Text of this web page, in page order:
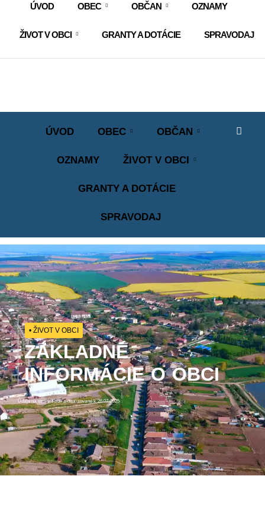
ÚVOD OBEC OBČAN OZNAMY
ŽIVOT V OBCI GRANTY A DOTÁCIE SPRAVODAJ
ÚVOD OBEC OBČAN
OZNAMY ŽIVOT V OBCI
GRANTY A DOTÁCIE
SPRAVODAJ
• ŽIVOT V OBCI
ZÁKLADNÉ
INFORMÁCIE O OBCI
Údaje na stránke boli aktualizované k 26.07.2025